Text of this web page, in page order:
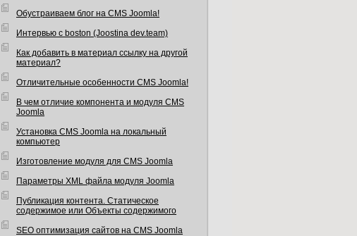
Обустраиваем блог на CMS Joomla!
Интервью с boston (Joostina dev.team)
Как добавить в материал ссылку на другой
материал?
Отличительные особенности CMS Joomla!
В чем отличие компонента и модуля CMS
Joomla
Установка CMS Joomla на локальный
компьютер
Изготовление модуля для CMS Joomla
Параметры XML файла модуля Joomla
Публикация контента. Статическое
содержимое или Объекты содержимого
SEO оптимизация сайтов на CMS Joomla